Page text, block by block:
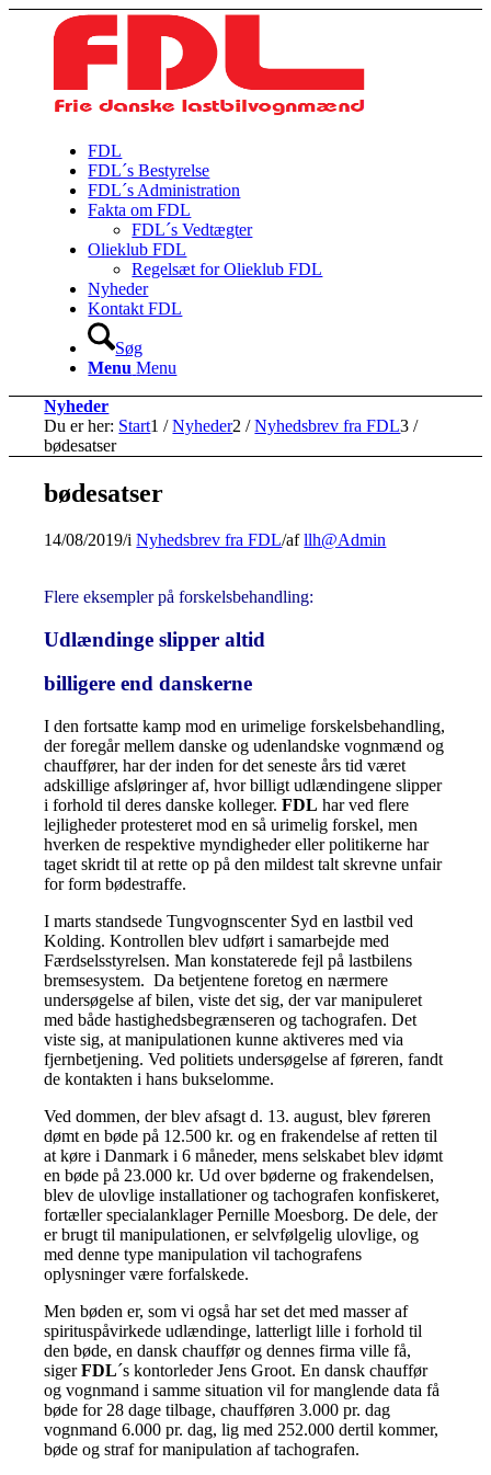
FDL
FDL´s Bestyrelse
FDL´s Administration
Fakta om FDL
FDL´s Vedtægter
Olieklub FDL
Regelsæt for Olieklub FDL
Nyheder
Kontakt FDL
Søg
Menu Menu
Nyheder
Du er her: Start1 / Nyheder2 / Nyhedsbrev fra FDL3 /
bødesatser
bødesatser
14/08/2019/iNyhedsbrev fra FDL/afllh@Admin
Flere eksempler på forskelsbehandling:
Udlændinge slipper altid
billigere end danskerne
I den fortsatte kamp mod en urimelige forskelsbehandling,
der foregår mellem danske og udenlandske vognmænd og
chauffører, har der inden for det seneste års tid været
adskillige afsløringer af, hvor billigt udlændingene slipper
i forhold til deres danske kolleger.FDL har ved flere
lejligheder protesteret mod en så urimelig forskel, men
hverken de respektive myndigheder eller politikerne har
taget skridt til at rette op på den mildest talt skrevne unfair
for form bødestraffe.
I marts standsede Tungvognscenter Syd en lastbil ved
Kolding. Kontrollen blev udført i samarbejde med
Færdselsstyrelsen. Man konstaterede fejl på lastbilens
bremsesystem. Da betjentene foretog en nærmere
undersøgelse af bilen, viste det sig, der var manipuleret
med både hastighedsbegrænseren og tachografen. Det
viste sig, at manipulationen kunne aktiveres med via
fjernbetjening. Ved politiets undersøgelse af føreren, fandt
de kontakten i hans bukselomme.
Ved dommen, der blev afsagt d. 13. august, blev føreren
dømt en bøde på 12.500 kr. og en frakendelse af retten til
at køre i Danmark i 6 måneder, mens selskabet blev idømt
en bøde på 23.000 kr. Ud over bøderne og frakendelsen,
blev de ulovlige installationer og tachografen konfiskeret,
fortæller specialanklager Pernille Moesborg. De dele, der
er brugt til manipulationen, er selvfølgelig ulovlige, og
med denne type manipulation vil tachografens
oplysninger være forfalskede.
Men bøden er, som vi også har set det med masser af
spirituspåvirkede udlændinge, latterligt lille i forhold til
den bøde, en dansk chauffør og dennes firma ville få,
sigerFDL´s kontorleder Jens Groot. En dansk chauffør
og vognmand i samme situation vil for manglende data få
bøde for 28 dage tilbage, chaufføren 3.000 pr. dag
vognmand 6.000 pr. dag, lig med 252.000 dertil kommer,
bøde og straf for manipulation af tachografen.